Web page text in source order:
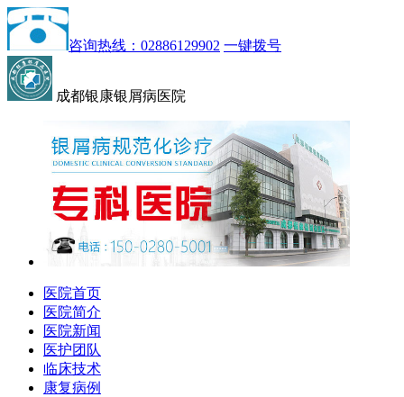
咨询热线：02886129902 一键拨号
成都银康银屑病医院
医院首页
医院简介
医院新闻
医护团队
临床技术
康复病例